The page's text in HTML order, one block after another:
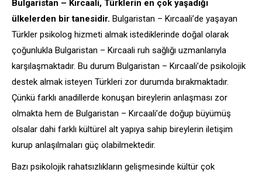
Bulgaristan – Kırcaali, Türklerin en çok yaşadığı
ülkelerden bir tanesidir. Bulgaristan – Kırcaali’de yaşayan
Türkler psikolog hizmeti almak istediklerinde doğal olarak
çoğunlukla Bulgaristan – Kırcaali ruh sağlığı uzmanlarıyla
karşılaşmaktadır. Bu durum Bulgaristan – Kırcaali’de psikolojik
destek almak isteyen Türkleri zor durumda bırakmaktadır.
Çünkü farklı anadillerde konuşan bireylerin anlaşması zor
olmakta hem de Bulgaristan – Kırcaali’de doğup büyümüş
olsalar dahi farklı kültürel alt yapıya sahip bireylerin iletişim
kurup anlaşılmaları güç olabilmektedir.
Bazı psikolojik rahatsızlıkların gelişmesinde kültür çok